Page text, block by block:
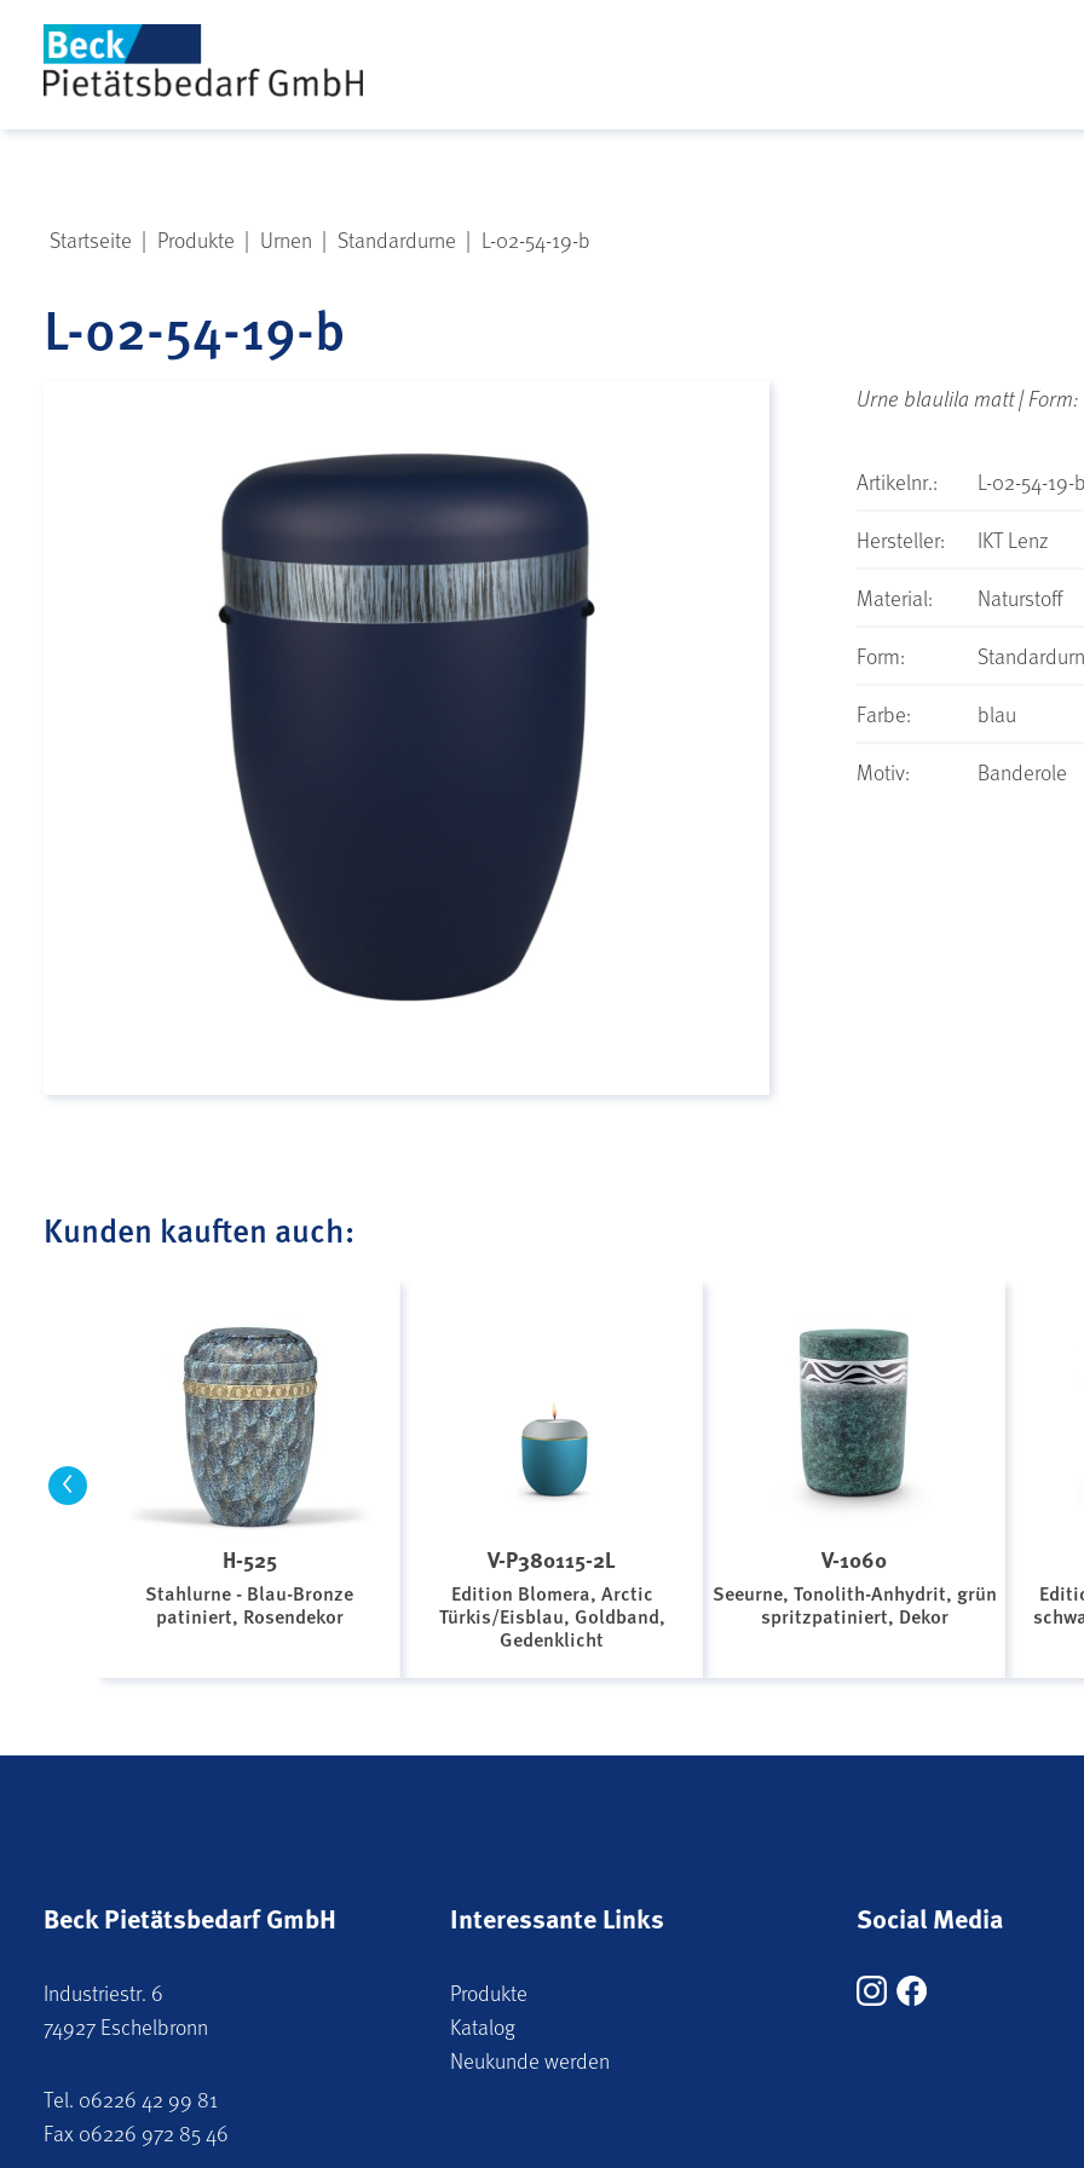
Startseite | Produkte | Urnen | Standardurne | L-02-54-19-b
L-02-54-19-b
Urne blaulila matt |
Artikelnr.:
L-02-54-19-
Hersteller:
IKT Lenz
Material:
Naturstoff
Form:
Farbe:
blau
Motiv:
Banderole
Kunden kauften auch:
<
H-525
Stahlurne - Blau-Bronze
patiniert, Rosendekor
V-P380115-2L
Edition Blomera, Arctic
Türkis/Eisblau, Goldband,
Gedenklicht
V-1060
Seeurne, Tonolith-Anhydrit, grün
spritzpatiniert, Dekor
Beck Pietätsbedarf GmbH
Industriestr. 6
74927 Eschelbronn
Tel. 06226 42 99 81
Fax 06226 972 85 46
Interessante Links
Produkte
Katalog
Neukunde werden
Social Media